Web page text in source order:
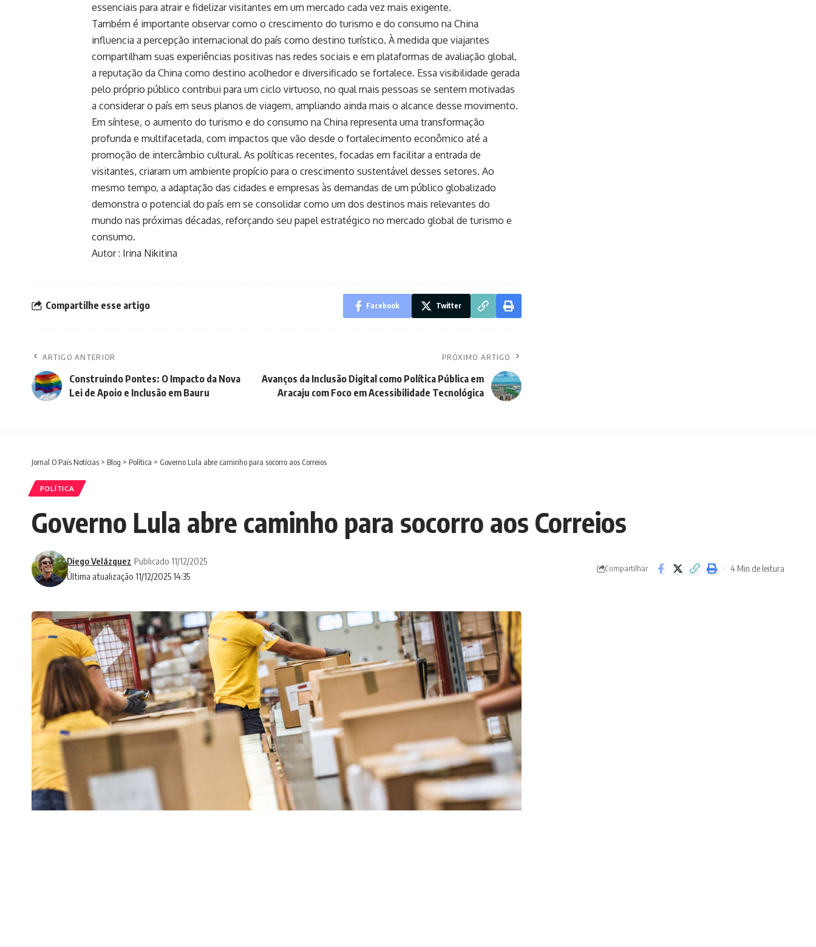
essenciais para atrair e fidelizar visitantes em um mercado cada vez mais exigente.
Também é importante observar como o crescimento do turismo e do consumo na China
influencia a percepção internacional do país como destino turístico. À medida que viajantes
compartilham suas experiências positivas nas redes sociais e em plataformas de avaliação global,
a reputação da China como destino acolhedor e diversificado se fortalece. Essa visibilidade gerada
pelo próprio público contribui para um ciclo virtuoso, no qual mais pessoas se sentem motivadas
a considerar o país em seus planos de viagem, ampliando ainda mais o alcance desse movimento.
Em síntese, o aumento do turismo e do consumo na China representa uma transformação
profunda e multifacetada, com impactos que vão desde o fortalecimento econômico até a
promoção de intercâmbio cultural. As políticas recentes, focadas em facilitar a entrada de
visitantes, criaram um ambiente propício para o crescimento sustentável desses setores. Ao
mesmo tempo, a adaptação das cidades e empresas às demandas de um público globalizado
demonstra o potencial do país em se consolidar como um dos destinos mais relevantes do
mundo nas próximas décadas, reforçando seu papel estratégico no mercado global de turismo e
consumo.
Autor : Irina Nikitina
Compartilhe esse artigo Facebook Twitter
ARTIGO ANTERIOR
Construindo Pontes: O Impacto da Nova
Lei de Apoio e Inclusão em Bauru
PRÓXIMO ARTIGO
Avanços da Inclusão Digital como Política Pública em
Aracaju com Foco em Acessibilidade Tecnológica
Jornal O País Notícias > Blog > Política > Governo Lula abre caminho para socorro aos Correios
POLÍTICA
Governo Lula abre caminho para socorro aos Correios
Última atualização 11/12/2025 14:35
Diego Velázquez Publicado 11/12/2025
Compartilhar 4 Min de leitura